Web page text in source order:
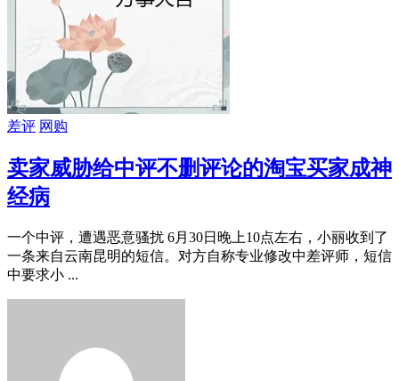
差评 网购
卖家威胁给中评不删评论的淘宝买家成神
经病
一个中评，遭遇恶意骚扰 6月30日晚上10点左右，小丽收到了
一条来自云南昆明的短信。对方自称专业修改中差评师，短信
中要求小 ...